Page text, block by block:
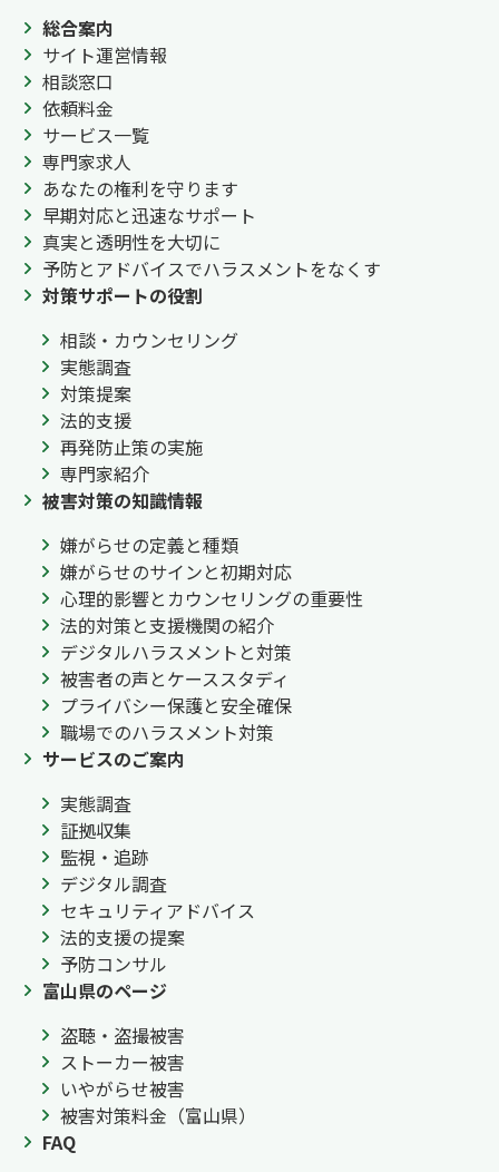
総合案内
サイト運営情報
相談窓口
依頼料金
サービス一覧
専門家求人
あなたの権利を守ります
早期対応と迅速なサポート
真実と透明性を大切に
予防とアドバイスでハラスメントをなくす
対策サポートの役割
相談・カウンセリング
実態調査
対策提案
法的支援
再発防止策の実施
専門家紹介
被害対策の知識情報
嫌がらせの定義と種類
嫌がらせのサインと初期対応
心理的影響とカウンセリングの重要性
法的対策と支援機関の紹介
デジタルハラスメントと対策
被害者の声とケーススタディ
プライバシー保護と安全確保
職場でのハラスメント対策
サービスのご案内
実態調査
証拠収集
監視・追跡
デジタル調査
セキュリティアドバイス
法的支援の提案
予防コンサル
富山県のページ
盗聴・盗撮被害
ストーカー被害
いやがらせ被害
被害対策料金（富山県）
FAQ